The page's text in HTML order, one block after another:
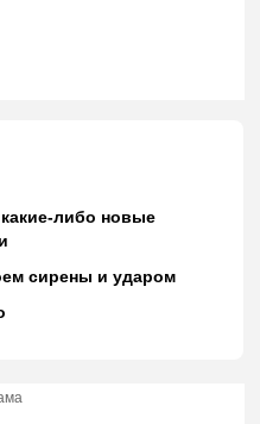
либо новые
сирены и ударом